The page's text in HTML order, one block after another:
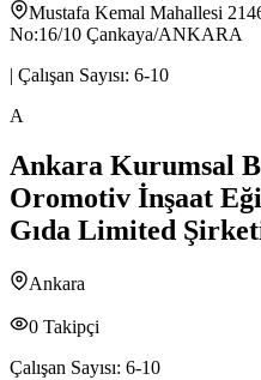
Mustafa Kemal Mahallesi
No:16/10 Çankaya/ANKARA
| Çalışan Sayısı: 6-10
A
Ankara Kurumsal
Oromotiv İnşaat
Gıda Limited
Ankara
0 Takipçi
Çalışan Sayısı: 6-10